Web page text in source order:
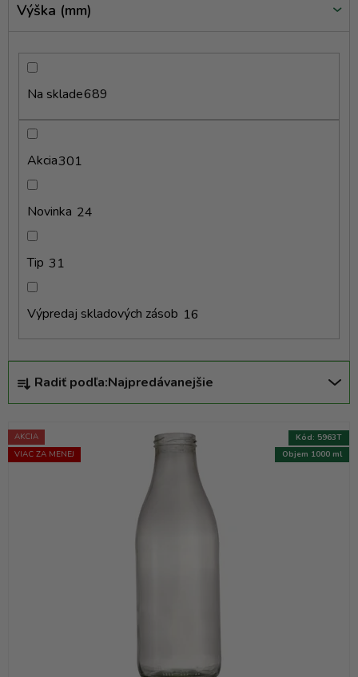
d
e
n
Radiť podľa:Najpredávanejšie
Na sklade689
Akcia301
Novinka 24
Tip 31
Výpredaj skladových zásob 16
Výška (mm)
AKCIA
VIAC ZA MENEJ
Objem 1000 ml
Kód: 5963T